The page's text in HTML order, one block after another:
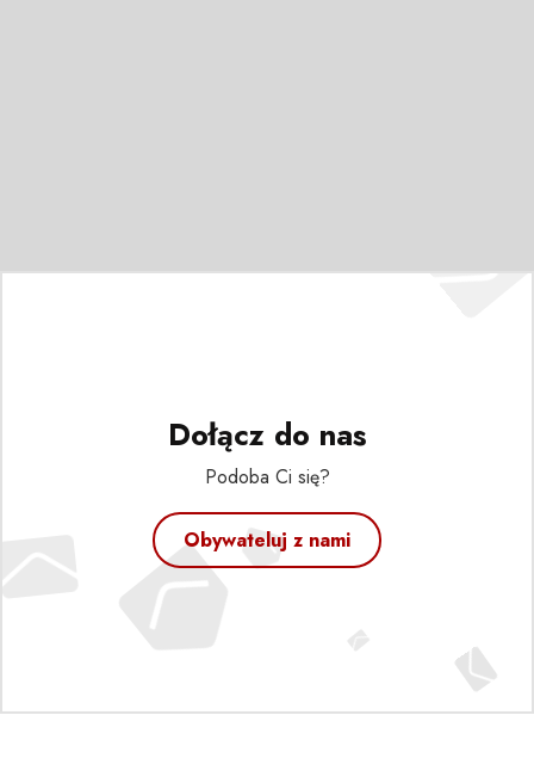
Dołącz do nas
Podoba Ci się?
Obywateluj z nami